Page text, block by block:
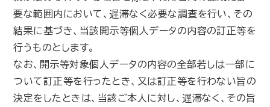
要な範囲内において、遅滞なく必要な調査を行い、その
結果に基づき、当該開示等個人データの内容の訂正等を
行うものとします。
なお、開示等対象個人データの内容の全部若しは一部に
ついて訂正等を行ったとき、又は訂正等を行わない旨の
決定をしたときは、当該ご本人に対し、遅滞なく、その旨